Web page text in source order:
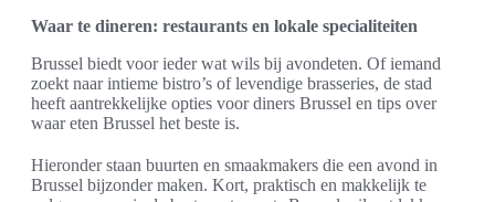
Waar te dineren: restaurants en lokale specialiteiten
Brussel biedt voor ieder wat wils bij avondeten. Of iemand
zoekt naar intieme bistro’s of levendige brasseries, de stad
heeft aantrekkelijke opties voor diners Brussel en tips over
waar eten Brussel het beste is.
Hieronder staan buurten en smaakmakers die een avond in
Brussel bijzonder maken. Kort, praktisch en makkelijk te